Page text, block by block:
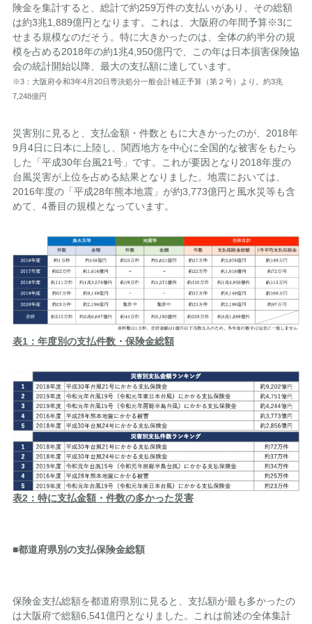
険金を集計すると、総計で約259万件の支払いがあり、その総額
は約3兆1,889億円となります。これは、大阪府の年間予算※3に
せまる規模なのだそう。特に大きかったのは、全体の約半分の規
模を占める2018年の約1兆4,950億円で、この年は日本損害保険協
会の統計開始以降、最大の支払額に達しています。
※3：大阪府令和3年4月20日専決処分一般会計補正予算（第２号）より。約3兆
7,248億円
災害別に見ると、支払金額・件数ともに大きかったのが、2018年
9月4日に日本に上陸し、関西地方を中心に全国的な被害をもたら
した「平成30年台風21号」です。これが要因となり2018年度の
台風災害が上位を占める結果となりました。地震においては、
2016年度の「平成28年熊本地震」が約3,773億円と風水災等も含
めて、4番目の規模となっています。
表1：年度別の支払件数・保険金総額
表2：特に支払金額・件数の多かった災害
■都道府県別の支払保険金総額
保険金支払総額を都道府県別に見ると、支払額が最も多かったの
は大阪府で総額6,541億円となりました。これは前述の全体集計